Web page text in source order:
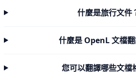
什麼是旅行文件
什麼是 OpenL 文檔翻
您可以翻譯哪些文檔